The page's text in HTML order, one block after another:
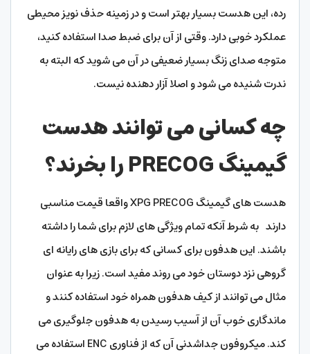
رده، این هدست بسیار بهتر است و در زمینه حذف نویز محیطی
عملکرد خوبی دارد. وقتی از آن برای ضبط صدا استفاده کنید،
متوجه صدای زنگ بسیار ضعیفی در آن می شوید که البته به
ندرت شنیده می شود و اصلا آزار دهنده نیست.
چه کسانی می توانند هدست
گیمینگ PRECOG را بخرند؟
هدست های گیمینگ XPG PRECOG واقعا قیمت مناسبی
دارند به شرط آنکه تمام ویژگی های لازم برای شما را داشته
باشند. این هدفون برای کسانی که برای بازی های رایانه ای
گروهی نزد دوستان خود می روند مفید است. زیرا به عنوان
مثال می توانند از کیف هدفون همراه خود استفاده کنند و
ماندگاری خوب آن از آسیب رسیدن به هدفون جلوگیری می
کند. میکروفون جداشدنی آن که از فناوری ENC استفاده می